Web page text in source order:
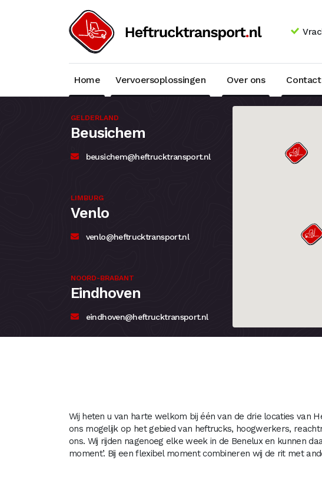
Home Vervoersoplossingen Over ons Contact
GELDERLAND
Beusichem
beusichem@heftrucktransport.nl
LIMBURG
Venlo
venlo@heftrucktransport.nl
NOORD-BRABANT
Eindhoven
eindhoven@heftrucktransport.nl
Wij heten u van harte welkom bij één van de drie locaties van
ons mogelijk op het gebied van heftrucks, hoogwerkers,
ons. Wij rijden nagenoeg elke week in de Benelux en kunnen
moment’. Bij een flexibel moment combineren wij de rit met